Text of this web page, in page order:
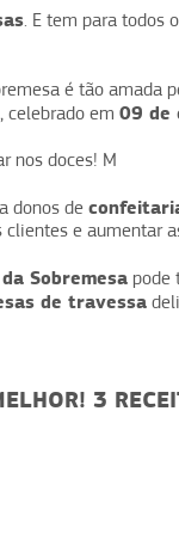
. E tem para todos
é tão amada
, celebrado em 09 de
nos doces! M
donos de
e aumentar
Sobremesa pode
de travessa
3
vender